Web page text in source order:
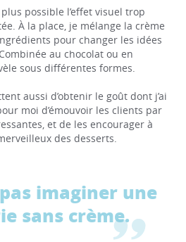
plus possible l’effet visuel trop
À la place, je mélange la crème
pour changer les idées
au chocolat ou en
sous différentes formes.
aussi d’obtenir le goût dont j’ai
moi d’émouvoir les clients par
et de les encourager à
des desserts.
imaginer une
sans crème.